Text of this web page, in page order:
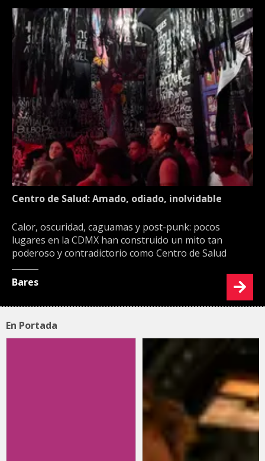
Centro de Salud: Amado, odiado, inolvidable
Calor, oscuridad, caguamas y post-punk: pocos
lugares en la CDMX han construido un mito tan
poderoso y contradictorio como Centro de Salud
Bares
En Portada